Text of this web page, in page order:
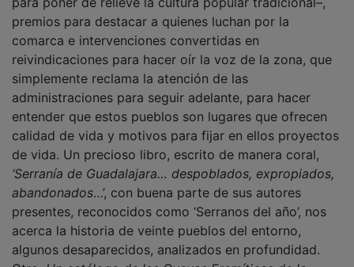
premios para destacar a quienes luchan por la
comarca e intervenciones convertidas en
reivindicaciones para hacer oír la voz de la zona, que
simplemente reclama la atención de las
administraciones para seguir adelante, para hacer
entender que estos pueblos son lugares que ofrecen
calidad de vida y motivos para fijar en ellos proyectos
de vida. Un precioso libro, escrito de manera coral,
‘Serranía de Guadalajara… despoblados, expropiados,
abandonados…’, con buena parte de sus autores
presentes, reconocidos como ‘Serranos del año’, nos
acerca la historia de veinte pueblos del entorno,
algunos desaparecidos, analizados en profundidad.
Otro,Un catálogo de las Cuevas Eremíticas de la